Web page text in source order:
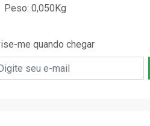
Peso: 0,050Kg
me quando chegar